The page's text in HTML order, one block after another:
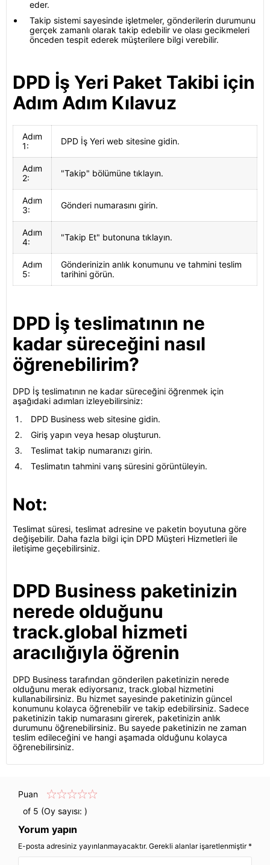
eder.
Takip sistemi sayesinde işletmeler, gönderilerin durumunu
gerçek zamanlı olarak takip edebilir ve olası gecikmeleri
önceden tespit ederek müşterilere bilgi verebilir.
DPD İş Yeri Paket Takibi için
Adım Adım Kılavuz
Adım
1:
DPD İş Yeri web sitesine gidin.
Adım
2:
"Takip" bölümüne tıklayın.
Adım
3:
Gönderi numarasını girin.
Adım
4:
"Takip Et" butonuna tıklayın.
Adım
5:
Gönderinizin anlık konumunu ve tahmini teslim
tarihini görün.
DPD İş teslimatının ne
kadar süreceğini nasıl
öğrenebilirim?
DPD İş teslimatının ne kadar süreceğini öğrenmek için
aşağıdaki adımları izleyebilirsiniz:
DPD Business web sitesine gidin.
Giriş yapın veya hesap oluşturun.
Teslimat takip numaranızı girin.
Teslimatın tahmini varış süresini görüntüleyin.
Not:
Teslimat süresi, teslimat adresine ve paketin boyutuna göre
değişebilir. Daha fazla bilgi için DPD Müşteri Hizmetleri ile
iletişime geçebilirsiniz.
DPD Business paketinizin
nerede olduğunu
track.global hizmeti
aracılığıyla öğrenin
DPD Business tarafından gönderilen paketinizin nerede
olduğunu merak ediyorsanız, track.global hizmetini
kullanabilirsiniz. Bu hizmet sayesinde paketinizin güncel
konumunu kolayca öğrenebilir ve takip edebilirsiniz. Sadece
paketinizin takip numarasını girerek, paketinizin anlık
durumunu öğrenebilirsiniz. Bu sayede paketinizin ne zaman
teslim edileceğini ve hangi aşamada olduğunu kolayca
öğrenebilirsiniz.
Puan
of 5 (Oy sayısı: )
Yorum yapın
E-posta adresiniz yayınlanmayacaktır. Gerekli alanlar işaretlenmiştir *